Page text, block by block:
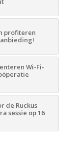
profiteren
Wi-Fi-
de Ruckus
sessie op 16